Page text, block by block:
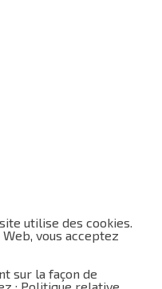
utilise des cookies.
vous acceptez
sur la façon de